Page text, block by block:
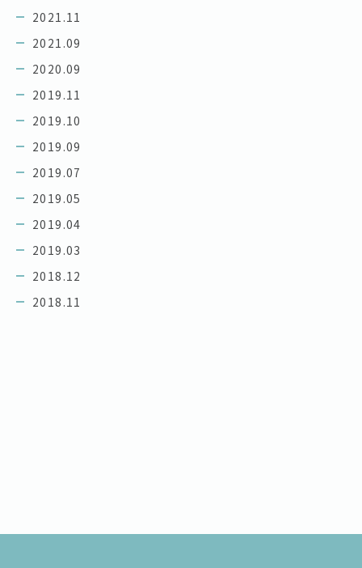
2021.11
2021.09
2020.09
2019.11
2019.10
2019.09
2019.07
2019.05
2019.04
2019.03
2018.12
2018.11